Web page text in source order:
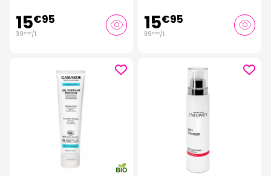
15€95
39€88/l. 15€95
39€88/l.